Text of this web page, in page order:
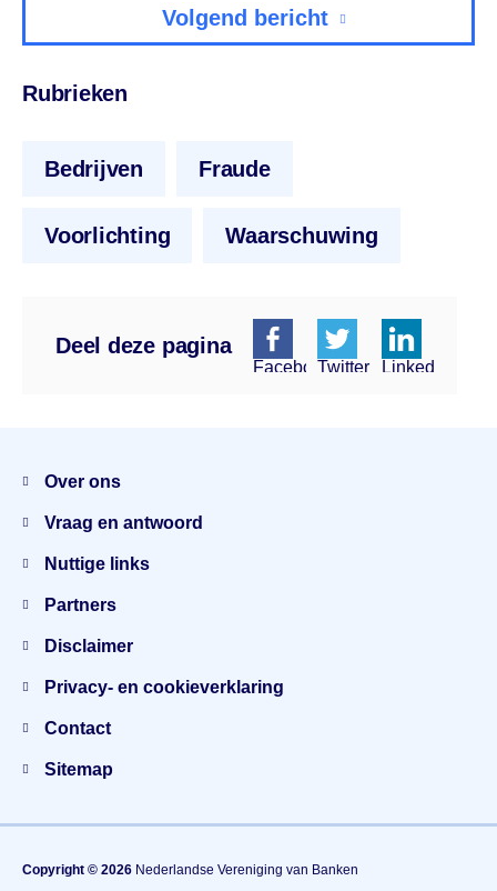
Volgend bericht
Rubrieken
Bedrijven Fraude
Voorlichting Waarschuwing
Deel deze pagina
FacebookTwitter Linkedin
Over ons
Vraag en antwoord
Nuttige links
Partners
Disclaimer
Privacy- en cookieverklaring
Contact
Sitemap
Copyright © 2026 Nederlandse Vereniging van Banken